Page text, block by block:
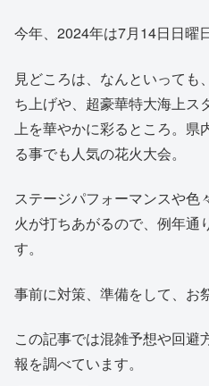
今年、2024年は7月14日日曜
見どころは、なんといって
ち上げや、超豪華特大海上ス
上を華やかに彩るところ。県
る事でも人気の花火大会。
ステージパフォーマンスや色
火が打ちあがるので、例年通
す。
事前に対策、準備をして、お
この記事では混雑予想や回避
報を調べています。